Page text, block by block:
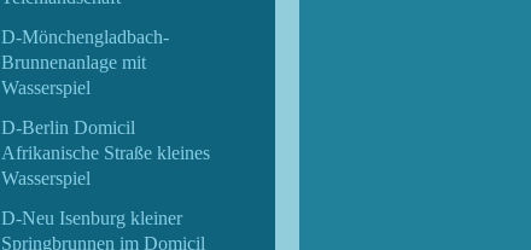
D-Mönchengladbach-
Brunnenanlage mit
Wasserspiel
D-Berlin Domicil
Afrikanische Straße kleines
Wasserspiel
D-Neu Isenburg kleiner
Springbrunnen im Domicil